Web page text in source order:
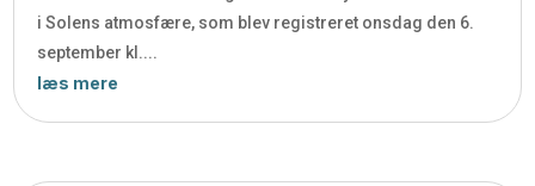
i Solens atmosfære, som blev registreret onsdag den 6.
september kl....
læs mere